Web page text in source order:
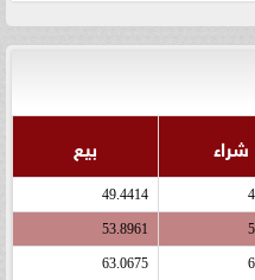
شراء بيع
49.4414
53.8961
63.0675